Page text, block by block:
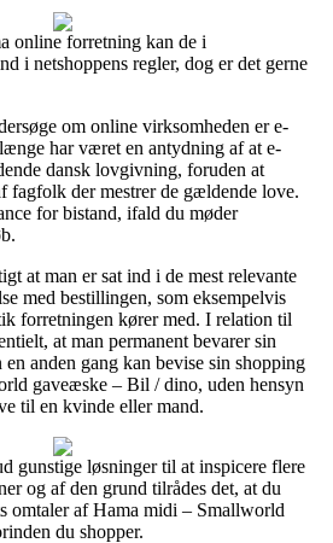
online forretning kan de i
i netshoppens regler, dog er det gerne
om online virksomheden er e-
har været en antydning af at e-
dansk lovgivning, foruden at
fagfolk der mestrer de gældende love.
for bistand, ifald du møder
at man er sat ind i de mest relevante
med bestillingen, som eksempelvis
forretningen kører med. I relation til
at man permanent bevarer sin
anden gang kan bevise sin shopping
gaveæske – Bil / dino, uden hensyn
til en kvinde eller mand.
gunstige løsninger til at inspicere flere
og af den grund tilrådes det, at du
omtaler af Hama midi – Smallworld
du shopper.